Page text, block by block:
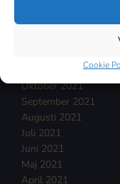
Cookie
Februari 2022
November 2021
Oktober 2021
September 2021
Augusti 2021
Juli 2021
Juni 2021
Maj 2021
April 2021